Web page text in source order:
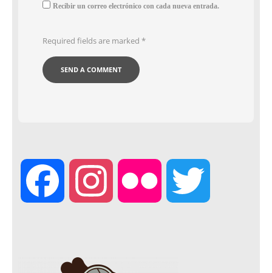
Recibir un correo electrónico con cada nueva entrada.
Required fields are marked *